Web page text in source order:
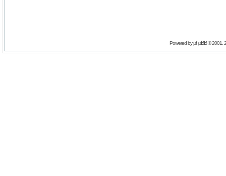
Powered byphpBB© 2001,